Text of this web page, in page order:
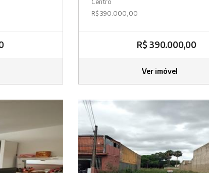
R$ 390.000,00
R$ 390.000,00
Ver imóvel